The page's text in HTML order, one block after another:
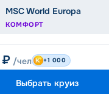
MSC World Europa
КОМФОРТ
₽ /чел +1 000
Выбрать круиз